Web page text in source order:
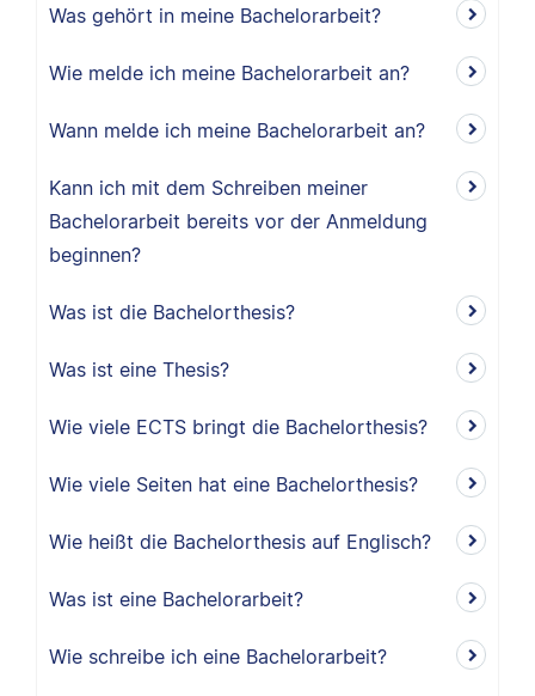
Was gehört in meine Bachelorarbeit?
Wie melde ich meine Bachelorarbeit an?
Wann melde ich meine Bachelorarbeit an?
Kann ich mit dem Schreiben meiner
Bachelorarbeit bereits vor der Anmeldung
beginnen?
Was ist die Bachelorthesis?
Was ist eine Thesis?
Wie viele ECTS bringt die Bachelorthesis?
Wie viele Seiten hat eine Bachelorthesis?
Wie heißt die Bachelorthesis auf Englisch?
Was ist eine Bachelorarbeit?
Wie schreibe ich eine Bachelorarbeit?